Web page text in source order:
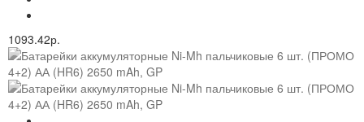
1093.42р.